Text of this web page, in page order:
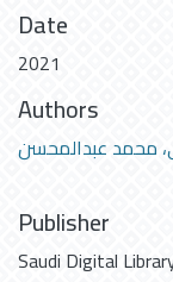
Date
2021
Authors
محمد عبدالمحسن
Publisher
Saudi Digital